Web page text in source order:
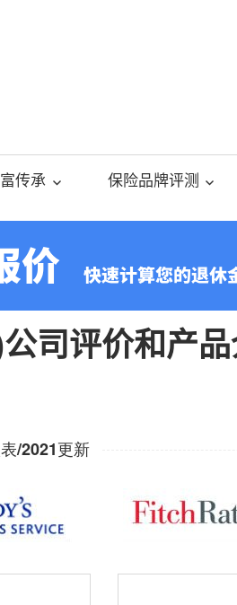
传承 保险品牌评测
司评价和产品
/2021更新